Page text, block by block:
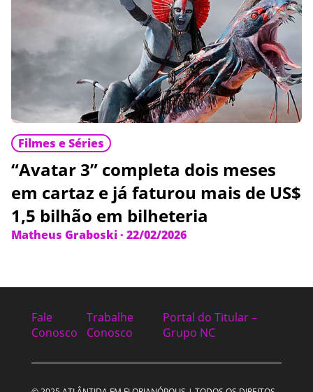
Filmes e Séries
“Avatar 3” completa dois meses
em cartaz e já faturou mais de US$
1,5 bilhão em bilheteria
Matheus Graboski· 22/02/2026
Fale
Conosco
Trabalhe
Conosco
Portal do Titular –
Grupo NC